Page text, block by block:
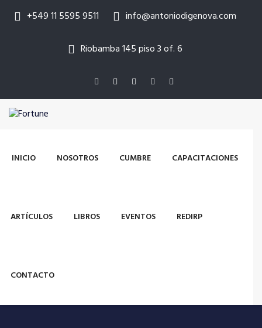
+549 11 5595 9511 info@antoniodigenova.com
Riobamba 145 piso 3 of. 6
INICIO NOSOTROS CUMBRE CAPACITACIONES
ARTÍCULOS LIBROS EVENTOS REDIRP
CONTACTO